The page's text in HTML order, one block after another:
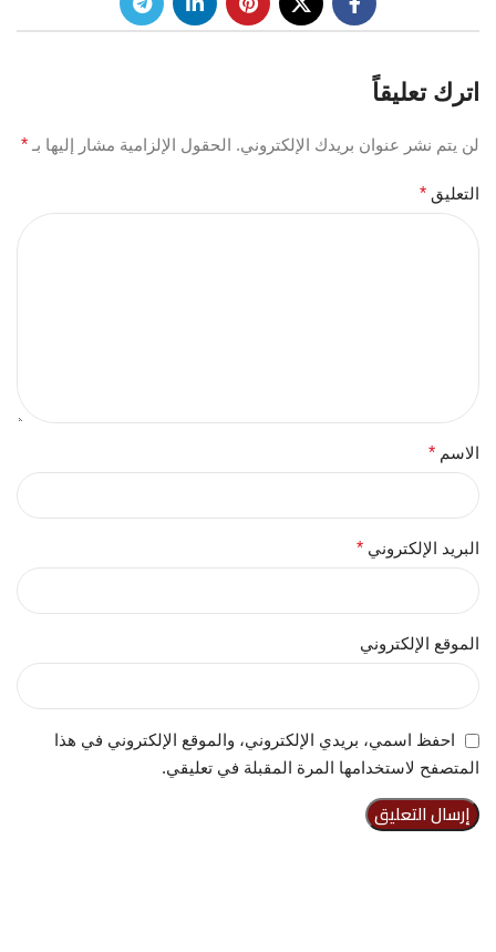
اترك تعليقاً
لن يتم نشر عنوان بريدك الإلكتروني. الحقول الإلزامية مشار إليها بـ *
التعليق *
الاسم *
البريد الإلكتروني *
الموقع الإلكتروني
احفظ اسمي، بريدي الإلكتروني، والموقع الإلكتروني في هذا
المتصفح لاستخدامها المرة المقبلة في تعليقي.